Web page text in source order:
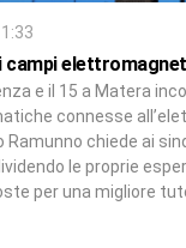
campi
e il 15 a Matera
connesse
Ramunno chiede ai
le proprie
per una migliore